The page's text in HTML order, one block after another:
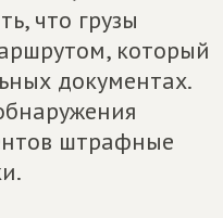
что грузы
который
документах.
штрафные